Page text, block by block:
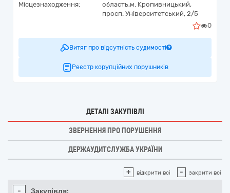
Місцезнаходження:
область,м. Кропивницький,
просп. Університетський, 2/5
0
Витяг про відсутність судимості
Реєстр корупційних порушників
ДЕТАЛІ ЗАКУПІВЛІ
ЗВЕРНЕННЯ ПРО ПОРУШЕННЯ
ДЕРЖАУДИТСЛУЖБА УКРАЇНИ
+ відкрити всі - закрити всі
- Закупівля: